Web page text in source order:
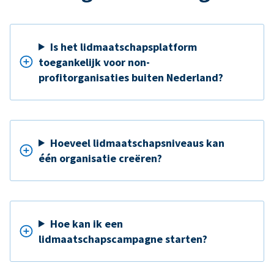
Is het lidmaatschapsplatform
toegankelijk voor non-
profitorganisaties buiten Nederland?
Hoeveel lidmaatschapsniveaus kan
één organisatie creëren?
Hoe kan ik een
lidmaatschapscampagne starten?